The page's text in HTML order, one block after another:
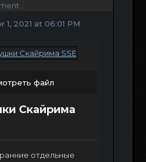
1, 2021 at 06:01 PM
файл
Скайрима
отдельные